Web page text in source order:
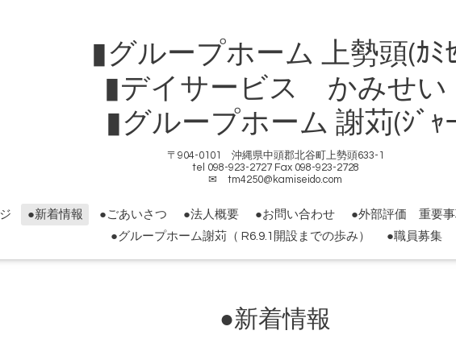
▮グループホーム 上勢頭(ｶﾐ
▮デイサービス かみせい
▮グループホーム 謝苅(ｼﾞｬｰ
〒904-0101 沖縄県中頭郡北谷町上勢頭633-1
tel 098-923-2727 Fax 098-923-2728
✉ tm4250@kamiseido.com
●新着情報 ●ごあいさつ ●法人概要 ●お問い合わせ ●外部評価 重要事
●グループホーム謝苅（ R6.9.1開設までの歩み）
●職員募集
●新着情報